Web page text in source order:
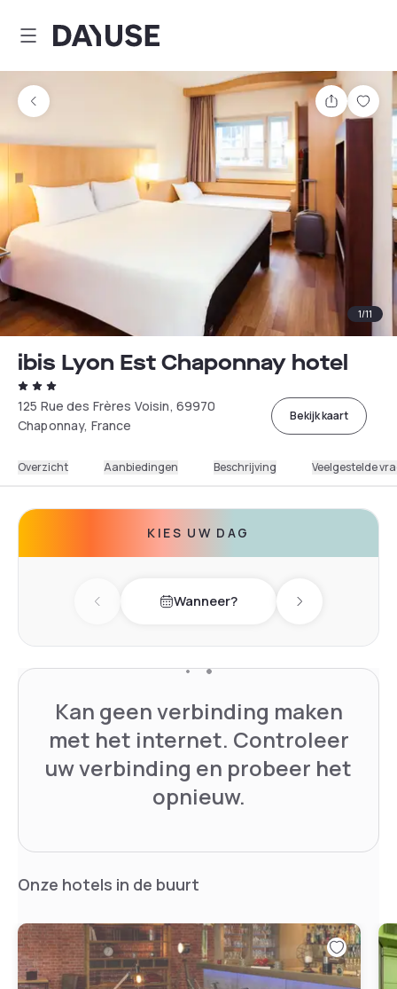
Dayuse
Delen
1/11
ibis Lyon Est Chaponnay hotel
125 Rue des Frères Voisin, 69970
Chaponnay, France
Bekijk kaart
Overzicht Aanbiedingen Beschrijving Veelgestelde
KIES UW DAG
Previous dayWanneer? Next day
Kan geen verbinding maken
met het internet. Controleer
uw verbinding en probeer het
opnieuw.
Onze hotels in de buurt